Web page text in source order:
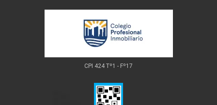
CPI 424 Tº1 - Fº17